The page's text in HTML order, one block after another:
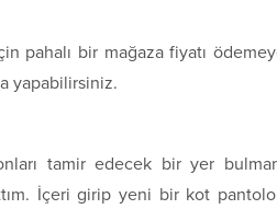
pahalı bir mağaza fiyatı
yapabilirsiniz.
tamir edecek bir yer
İçeri girip yeni bir kot